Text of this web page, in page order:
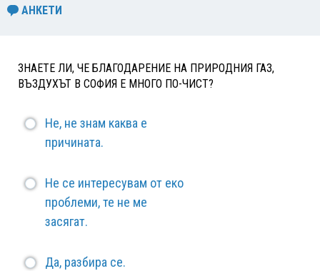
АНКЕТИ
ЗНАЕТЕ ЛИ, ЧЕ БЛАГОДАРЕНИЕ НА ПРИРОДНИЯ ГАЗ,
ВЪЗДУХЪТ В СОФИЯ Е МНОГО ПО-ЧИСТ?
Не, не знам каква е
причината.
Не се интересувам от еко
проблеми, те не ме
засягат.
Да, разбира се.